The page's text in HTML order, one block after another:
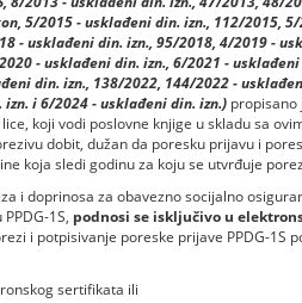
5/2015 - usklađeni din. izn., 112/2015,
- usklađeni din. izn., 95/2018, 4/2019 -
- usklađeni din. izn., 6/2021 -
din. izn., 138/2022, 144/2022 -
i 6/2024 - usklađeni din. izn.)propisano
koji vodi poslovne knjige u skladu sa
dobit, dužan da poresku prijavu i
koja sledi godinu za koju se utvrđuje
i doprinosa za obavezno socijalno
1S, podnosi se isključivo u
i potpisivanje poreske prijave PPDG-1S
sertifikata ili